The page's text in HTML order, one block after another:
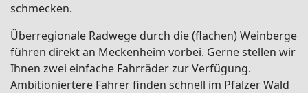
schmecken.
Überregionale Radwege durch die (flachen) Weinberge
führen direkt an Meckenheim vorbei. Gerne stellen wir
Ihnen zwei einfache Fahrräder zur Verfügung.
Ambitioniertere Fahrer finden schnell im Pfälzer Wald